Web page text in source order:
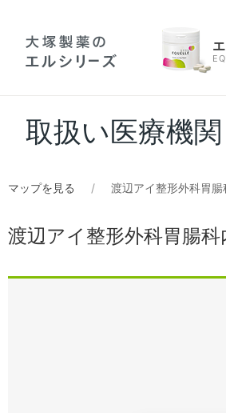
取扱い医療機
マップを見る 渡辺アイ整形外科胃腸
渡辺アイ整形外科胃腸科